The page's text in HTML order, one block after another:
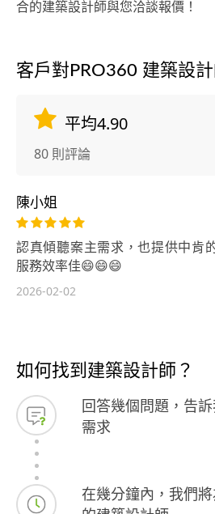
合的建築設計師與您洽談報價！
客戶對PRO360 建築設
平均4.90
80 則評論
陳小姐
認真傾聽案主需求，也提供中肯
服務效率佳😄😄😄
2026-02-02
如何找到建築設計師？
回答幾個問題，告
需求
在幾分鐘內，我們